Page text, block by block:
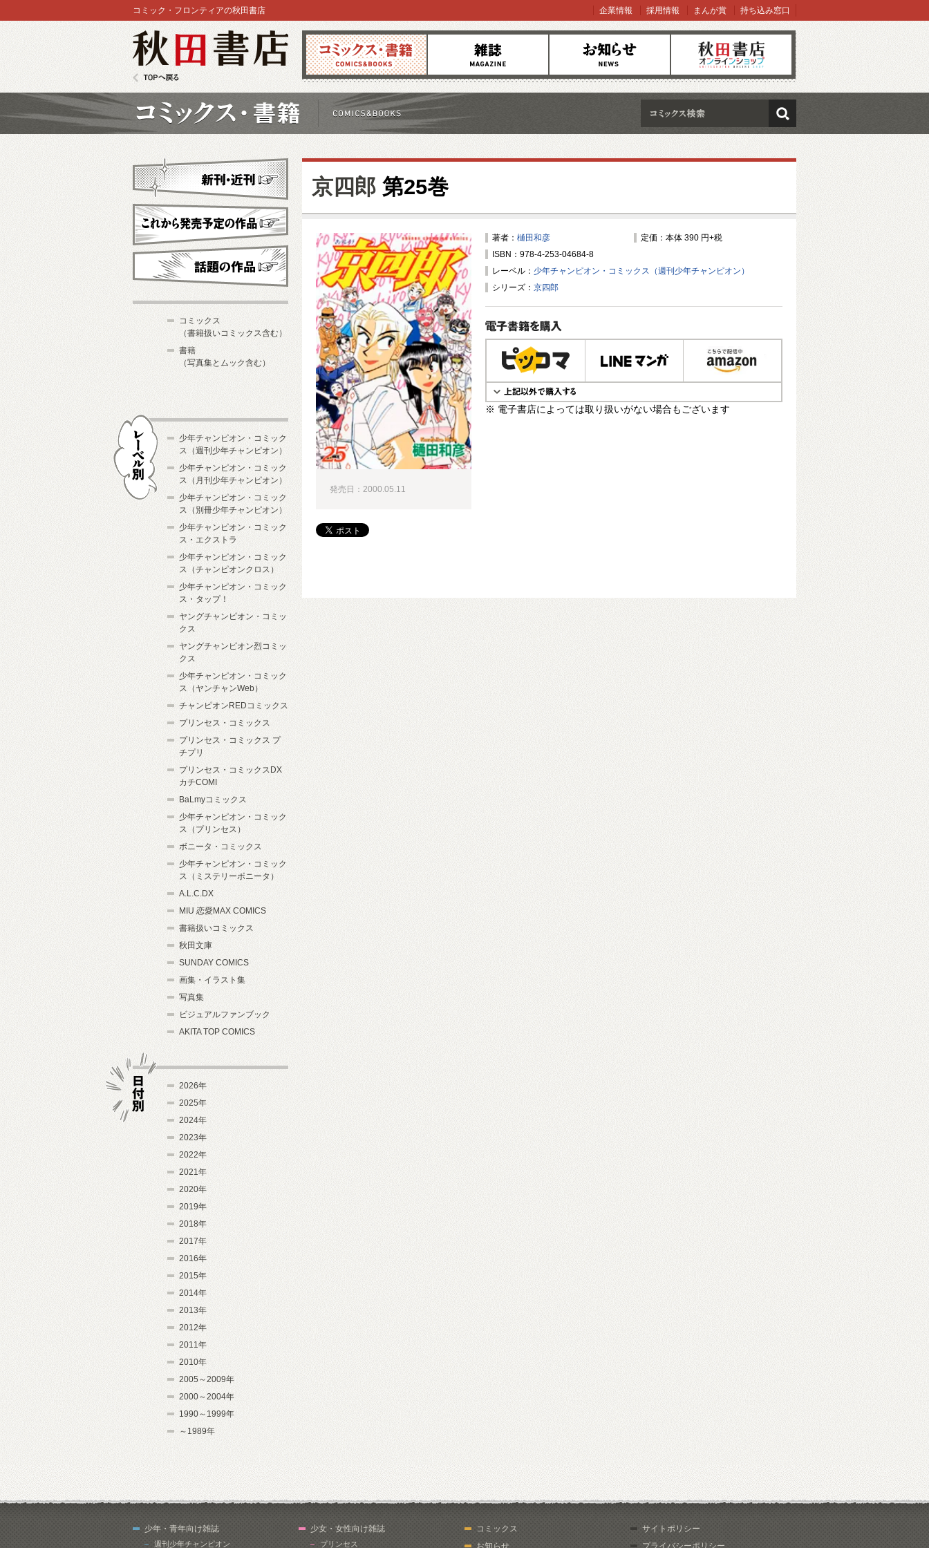
コミックス 雑誌 お知らせ オンラインショップ
コミック・フロンティアの秋田書店 企業情報 採用情報 まんが賞 持ち込み窓口
検索
京四郎 第25巻
著者： 樋田和彦
定価：本体 390 円+税
ISBN：978-4-253-04684-8
レーベル： 少年チャンピオン・コミックス（週刊少年チャンピオン）
シリーズ： 京四郎
電子書籍で購入
※ 電子書店によっては取り扱いがない場合もございます
発売日：2000.05.11
新刊・近刊
これから発売予定
コミックス
（書籍扱いコミックス含む）
書籍
（写真集とムック含む）
少年チャンピオン・コミック
ス（週刊少年チャンピオン）
少年チャンピオン・コミック
ス（月刊少年チャンピオン）
少年チャンピオン・コミック
ス（別冊少年チャンピオン）
少年チャンピオン・コミック
ス・エクストラ
少年チャンピオン・コミック
ス（チャンピオンクロス）
少年チャンピオン・コミック
ス・タップ！
ヤングチャンピオン・コミッ
クス
ヤングチャンピオン烈コミッ
クス
少年チャンピオン・コミック
ス（ヤンチャンWeb）
チャンピオンREDコミックス
プリンセス・コミックス
プリンセス・コミックス プ
チプリ
プリンセス・コミックスDX
カチCOMI
BaLmyコミックス
少年チャンピオン・コミック
ス（プリンセス）
ボニータ・コミックス
少年チャンピオン・コミック
ス（ミステリーボニータ）
A.L.C.DX
MIU 恋愛MAX COMICS
書籍扱いコミックス
秋田文庫
SUNDAY COMICS
画集・イラスト集
写真集
ビジュアルファンブック
AKITA TOP COMICS
2026年
2025年
2024年
2023年
2022年
2021年
2020年
2019年
2018年
2017年
2016年
2015年
2014年
2013年
2012年
2011年
2010年
2005～2009年
2000～2004年
1990～1999年
～1989年
少年・青年向け雑誌
週刊少年チャンピオン
少女・女性向け雑誌
プリンセス
コミックス
お知らせ
サイトポリシー
プライバシーポリシー